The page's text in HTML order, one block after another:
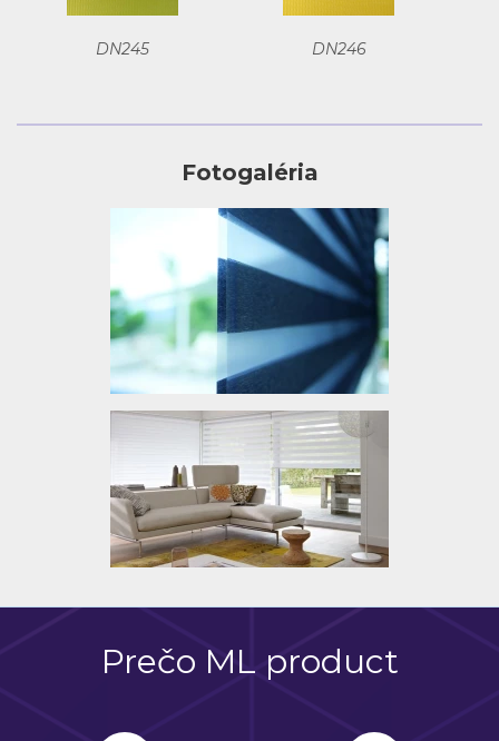
DN245 DN246
Fotogaléria
Prečo ML product